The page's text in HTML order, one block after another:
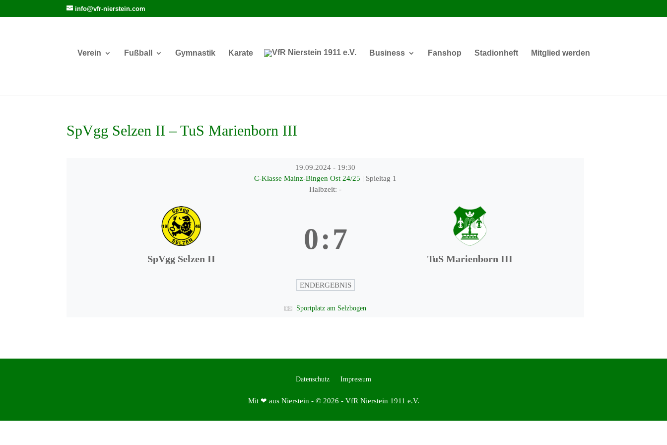
info@vfr-nierstein.com
Verein Fußball Gymnastik Karate Business Fanshop Stadionheft Mitglied werden
SpVgg Selzen II – TuS Marienborn III
19.09.2024 - 19:30
C-Klasse Mainz-Bingen Ost 24/25 | Spieltag 1
Halbzeit: -
SpVgg Selzen II
0:7
TuS Marienborn III
ENDERGEBNIS
Sportplatz am Selzbogen
Datenschutz Impressum
Mit ❤ aus Nierstein - © 2026 - VfR Nierstein 1911 e.V.